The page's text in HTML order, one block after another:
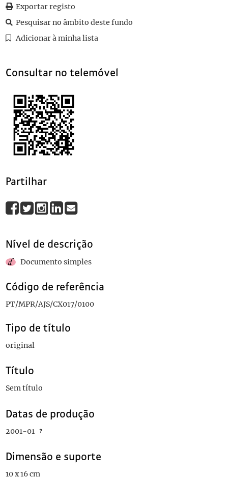
Exportar registo
Pesquisar no âmbito deste fundo
Adicionar à minha lista
Consultar no telemóvel
Partilhar
Nível de descrição
Documento simples
Código de referência
PT/MPR/AJS/CX017/0100
Tipo de título
original
Título
Sem título
Datas de produção
2001-01
Dimensão e suporte
10 x 16 cm